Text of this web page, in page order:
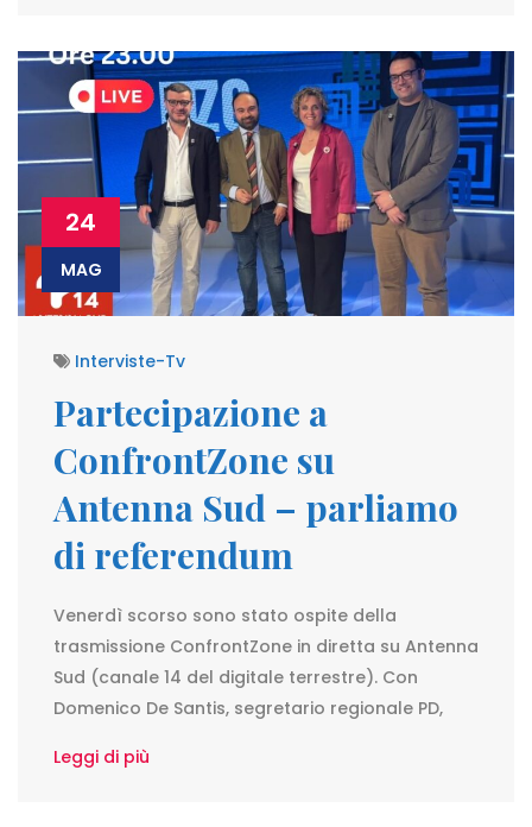
24
MAG
Interviste-Tv
Partecipazione a
ConfrontZone su
Antenna Sud – parliamo
di referendum
Venerdì scorso sono stato ospite della
trasmissione ConfrontZone in diretta su Antenna
Sud (canale 14 del digitale terrestre). Con
Domenico De Santis, segretario regionale PD,
Leggi di più